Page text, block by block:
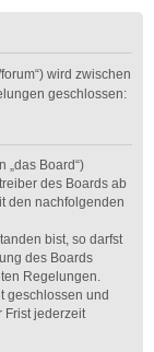
wird zwischen
geschlossen:
„das Board“)
des Boards ab
den nachfolgenden
bist, so darfst
des Boards
Regelungen.
geschlossen und
Frist jederzeit